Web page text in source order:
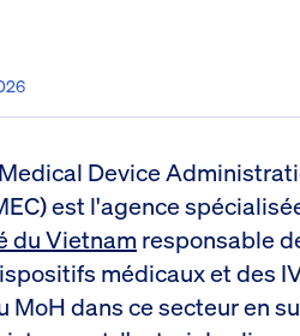
Device
est l'agence
du Vietnam responsable
médicaux et des
dans ce secteur en